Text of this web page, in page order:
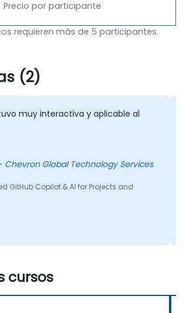
Precio por participante
requieren más de 5 participantes.
(2)
muy interactiva y aplicable al
Global Technology Services
Copilot & AI for Projects and
cursos